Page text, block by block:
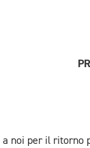
noi per il